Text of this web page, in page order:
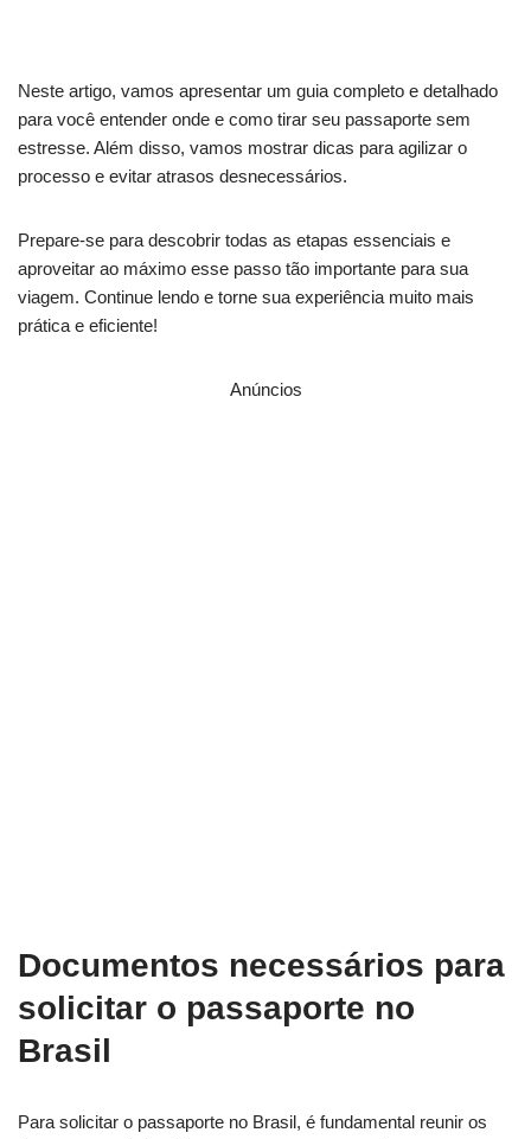
Neste artigo, vamos apresentar um guia completo e detalhado
para você entender onde e como tirar seu passaporte sem
estresse. Além disso, vamos mostrar dicas para agilizar o
processo e evitar atrasos desnecessários.
Prepare-se para descobrir todas as etapas essenciais e
aproveitar ao máximo esse passo tão importante para sua
viagem. Continue lendo e torne sua experiência muito mais
prática e eficiente!
Anúncios
Documentos necessários para
solicitar o passaporte no
Brasil
Para solicitar o passaporte no Brasil, é fundamental reunir os